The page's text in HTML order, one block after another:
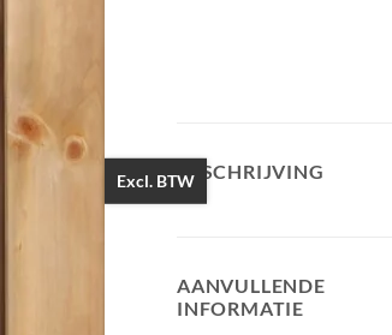
BESCHRIJVING
AANVULLENDE
INFORMATIE
Excl. BTW